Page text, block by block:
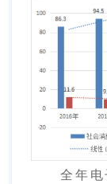
全年电子